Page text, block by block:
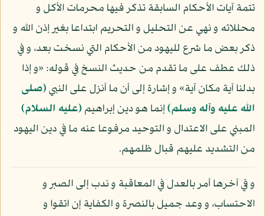
تتمة آيات الأحكام السابقة تذكر فيها محرمات الأكل و
محللاته و نهي عن التحليل و التحريم ابتداعا بغير إذن الله و
ذكر بعض ما شرع لليهود من الأحكام التي نسخت بعد، و في
ذلك عطف على ما تقدم من حديث النسخ في قوله: «و إذا
بدلنا آية مكان آية» و إشارة إلى أن ما أنزل على النبي(صلى
الله عليه وآله وسلم)إنما هو دين إبراهيم(عليه السلام)
المبني على الاعتدال و التوحيد مرفوعا عنه ما في دين اليهود
من التشديد عليهم قبال ظلمهم.
و في آخرها أمر بالعدل في المعاقبة و ندب إلى الصبر و
الاحتساب، و وعد جميل بالنصرة و الكفاية إن اتقوا و